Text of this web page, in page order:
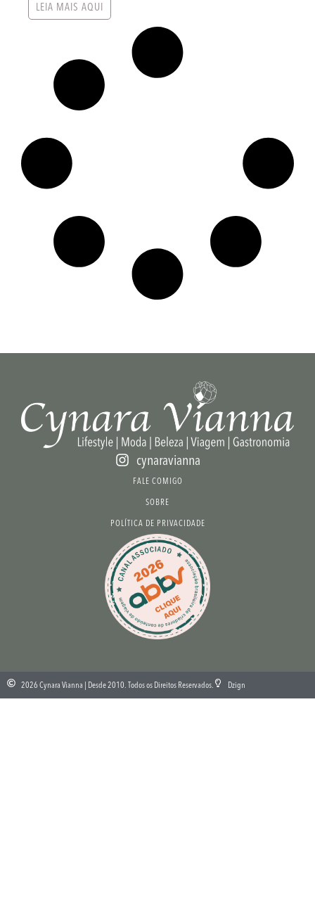
LEIA MAIS AQUI
cynaravianna
FALE COMIGO
SOBRE
POLÍTICA DE PRIVACIDADE
2026 Cynara Vianna | Desde 2010. Todos os Direitos Reservados. Dzign